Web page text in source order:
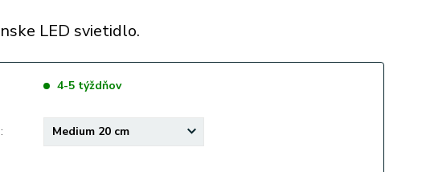
LED svietidlo.
4-5 týždňov